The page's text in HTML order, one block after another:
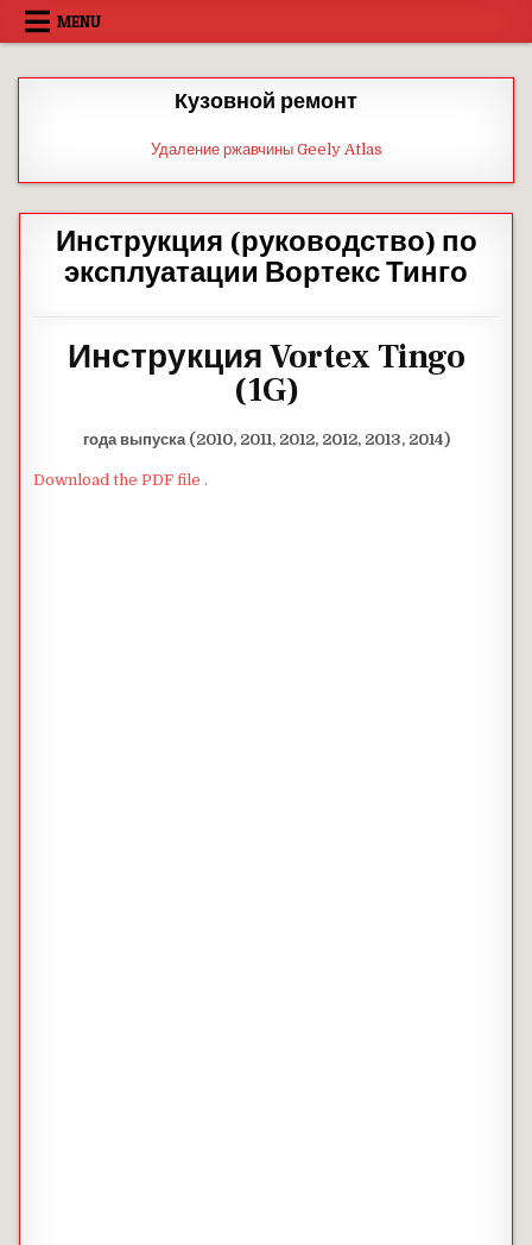
Skip
MENU
Кузовной ремонт
Удаление ржавчины Geely Atlas
Инструкция (руководство) по
эксплуатации Вортекс Тинго
Инструкция Vortex Tingo
(1G)
года выпуска (2010, 2011, 2012, 2012, 2013, 2014)
Download the PDF file .